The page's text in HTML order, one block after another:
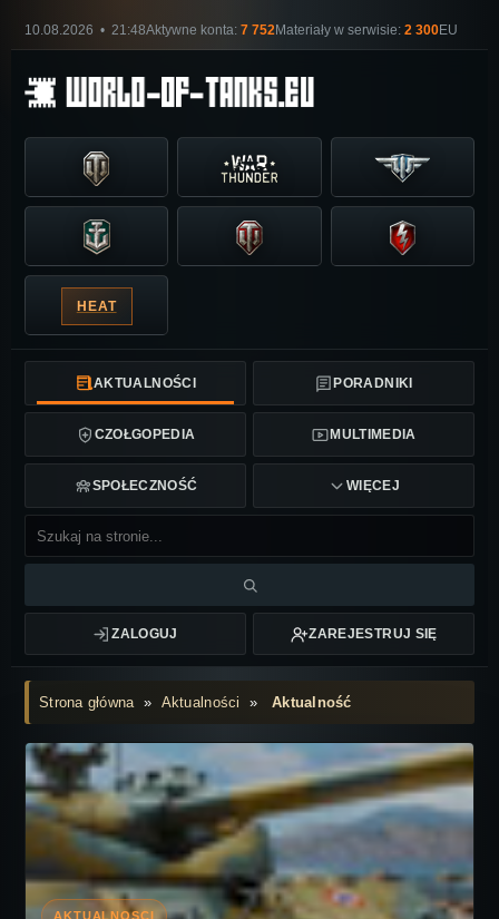
10.08.2026 • 21:48Aktywne konta: 7 752Materiały w serwisie: 2 300EU
HEAT
AKTUALNOŚCI PORADNIKI
CZOŁGOPEDIA MULTIMEDIA
SPOŁECZNOŚĆ WIĘCEJ
ZALOGUJ ZAREJESTRUJ SIĘ
Strona główna» Aktualności »Aktualność